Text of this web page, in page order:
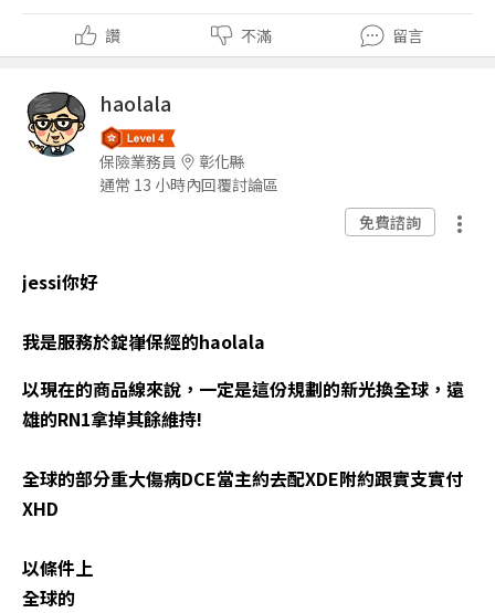
讚 不滿 留言
haolala
保險業務員
彰化縣
通常 13 小時內回覆討論區
免費諮詢
jessi你好
我是服務於錠嵂保經的haolala
以現在的商品線來說，一定是這份規劃的新光換全球，遠
雄的RN1拿掉其餘維持!
全球的部分重大傷病DCE當主約去配XDE附約跟實支實付
XHD
以條件上
全球的